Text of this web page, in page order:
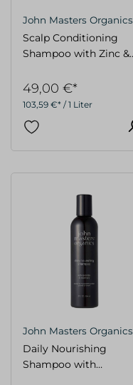
John Masters Organics
Scalp Conditioning
Shampoo with Zinc &
103,59 €* / 1 Liter
49,00 €*
John Masters Organics
Daily Nourishing
Shampoo with